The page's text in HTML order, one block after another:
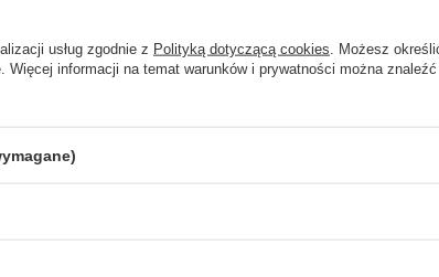
na
usług zgodnie z Polityką dotyczącą cookies . Możesz
Więcej informacji na temat warunków i prywatności można